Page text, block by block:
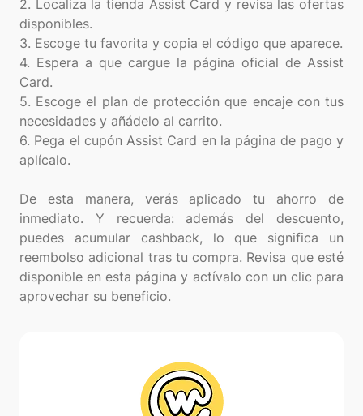
2. Localiza la tienda Assist Card y revisa las ofertas
disponibles.
3. Escoge tu favorita y copia el código que aparece.
4. Espera a que cargue la página oficial de Assist
Card.
5. Escoge el plan de protección que encaje con tus
necesidades y añádelo al carrito.
6. Pega el cupón Assist Card en la página de pago y
aplícalo.
De esta manera, verás aplicado tu ahorro de
inmediato. Y recuerda: además del descuento,
puedes acumular cashback, lo que significa un
reembolso adicional tras tu compra. Revisa que esté
disponible en esta página y actívalo con un clic para